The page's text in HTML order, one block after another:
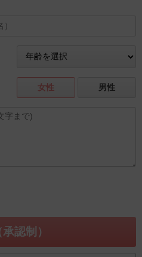
女性 男性